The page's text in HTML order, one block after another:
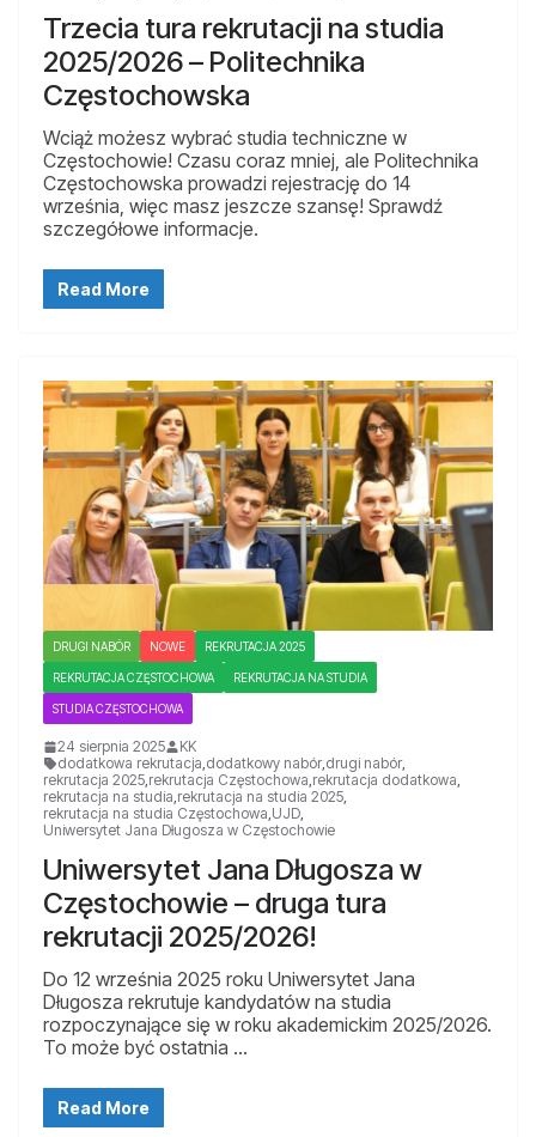
Trzecia tura rekrutacji na studia
2025/2026 – Politechnika
Częstochowska
Wciąż możesz wybrać studia techniczne w
Częstochowie! Czasu coraz mniej, ale Politechnika
Częstochowska prowadzi rejestrację do 14
września, więc masz jeszcze szansę! Sprawdź
szczegółowe informacje.
Read More
DRUGI NABÓR NOWE REKRUTACJA 2025
REKRUTACJA CZĘSTOCHOWA REKRUTACJA NA STUDIA
STUDIA CZĘSTOCHOWA
24 sierpnia 2025
KK
dodatkowa rekrutacja,dodatkowy nabór,drugi nabór,
rekrutacja 2025,rekrutacja Częstochowa,rekrutacja dodatkowa,
rekrutacja na studia,rekrutacja na studia 2025,
rekrutacja na studia Częstochowa,UJD,
Uniwersytet Jana Długosza w Częstochowie
Uniwersytet Jana Długosza w
Częstochowie – druga tura
rekrutacji 2025/2026!
Do 12 września 2025 roku Uniwersytet Jana
Długosza rekrutuje kandydatów na studia
rozpoczynające się w roku akademickim 2025/2026.
To może być ostatnia …
Read More